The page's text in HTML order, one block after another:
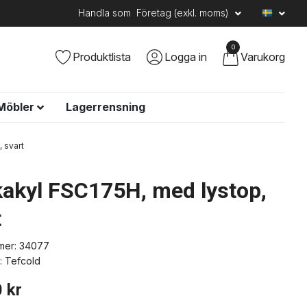
Handla som Företag (exkl. moms)
Produktlista Logga in
0
Varukorg
Lagerrensning
svart
FSC175H, med lystop,
34077
Tefcold
kr